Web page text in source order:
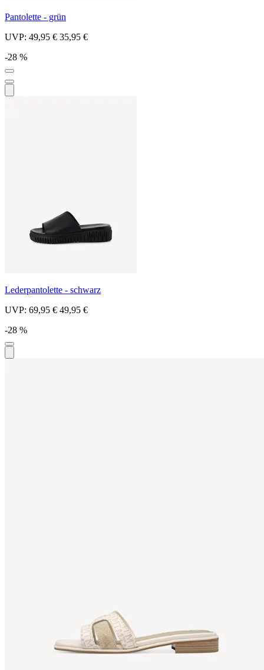
Pantolette - grün
UVP: 49,95 € 35,95 €
-28 %
Lederpantolette - schwarz
UVP: 69,95 € 49,95 €
-28 %